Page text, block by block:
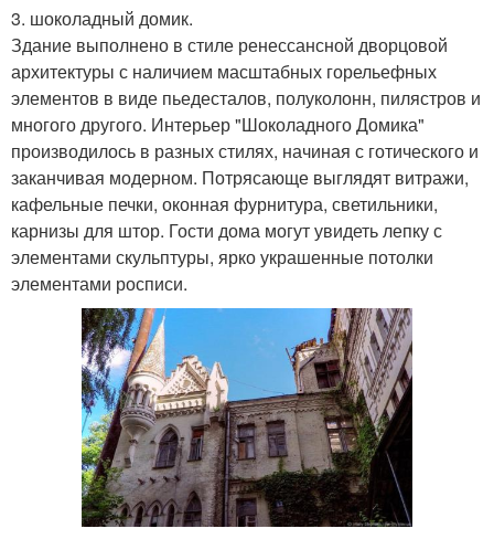
3. шоколадный домик.
Здание выполнено в стиле ренессансной дворцовой
архитектуры с наличием масштабных горельефных
элементов в виде пьедесталов, полуколонн, пилястров и
многого другого. Интерьер "Шоколадного Домика"
производилось в разных стилях, начиная с готического и
заканчивая модерном. Потрясающе выглядят витражи,
кафельные печки, оконная фурнитура, светильники,
карнизы для штор. Гости дома могут увидеть лепку с
элементами скульптуры, ярко украшенные потолки
элементами росписи.